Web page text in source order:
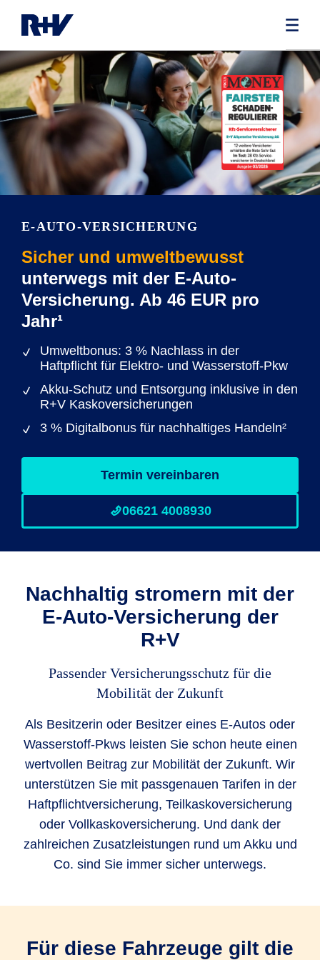
E-AUTO-VERSICHERUNG
Sicher und umweltbewusst
unterwegs mit der E-Auto-
Versicherung. Ab 46 EUR pro
Jahr¹
Umweltbonus: 3 % Nachlass in der
Haftpflicht für Elektro- und Wasserstoff-Pkw
Akku-Schutz und Entsorgung inklusive in den
R+V Kaskoversicherungen
3 % Digitalbonus für nachhaltiges Handeln²
Termin vereinbaren
06621 4008930
Nachhaltig stromern mit der
E-Auto-Versicherung der
R+V
Passender Versicherungsschutz für die
Mobilität der Zukunft
Als Besitzerin oder Besitzer eines E-Autos oder
Wasserstoff-Pkws leisten Sie schon heute einen
wertvollen Beitrag zur Mobilität der Zukunft. Wir
unterstützen Sie mit passgenauen Tarifen in der
Haftpflichtversicherung, Teilkaskoversicherung
oder Vollkaskoversicherung. Und dank der
zahlreichen Zusatzleistungen rund um Akku und
Co. sind Sie immer sicher unterwegs.
Für diese Fahrzeuge gilt die